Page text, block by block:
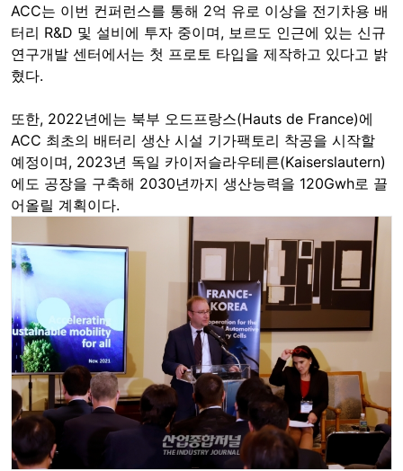
ACC는 이번 컨퍼런스를 통해 2억 유로 이상을 전기차용 배
터리 R&D 및 설비에 투자 중이며, 보르도 인근에 있는 신규
연구개발 센터에서는 첫 프로토 타입을 제작하고 있다고 밝
혔다.
또한, 2022년에는 북부 오드프랑스(Hauts de France)에
ACC 최초의 배터리 생산 시설 기가팩토리 착공을 시작할
예정이며, 2023년 독일 카이저슬라우테른(Kaiserslautern)
에도 공장을 구축해 2030년까지 생산능력을 120Gwh로 끌
어올릴 계획이다.